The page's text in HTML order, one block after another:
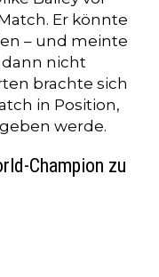
Er könnte
– und meinte
dann nicht
brachte sich
in Position,
werde.
Champion zu